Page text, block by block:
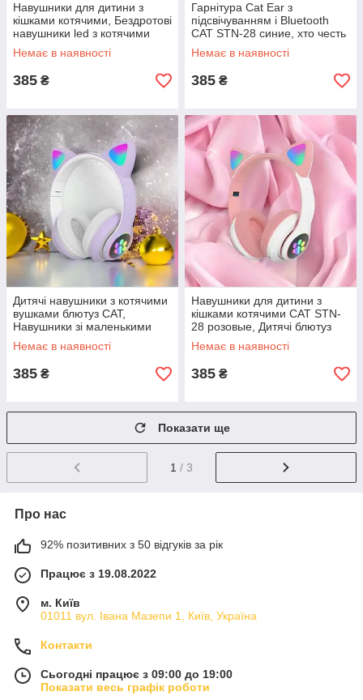
Навушники для дитини з
кішками котячими, Бездротові
навушники led з котячими
вушками що світяться YT-93
Немає в наявності
385 ₴
Гарнітура Cat Ear з
підсвічуванням і Bluetooth
CAT STN-28 синие, хто честь
кошачьими ушками SX-29
Немає в наявності
385 ₴
Дитячі навушники з котячими
вушками блютуз CAT,
Навушники зі маленькими
котячими вушками що
світяться IK-61
Немає в наявності
385 ₴
Навушники для дитини з
кішками котячими CAT STN-
28 розовые, Дитячі блютуз
навушники cat UI-23
Немає в наявності
385 ₴
Показати ще
1 / 3
Про нас
92% позитивних з 50 відгуків за рік
Працює з 19.08.2022
м. Київ
01011 вул. Івана Мазепи 1, Київ, Україна
Контакти
Сьогодні працює з 09:00 до 19:00
Показати весь графік роботи